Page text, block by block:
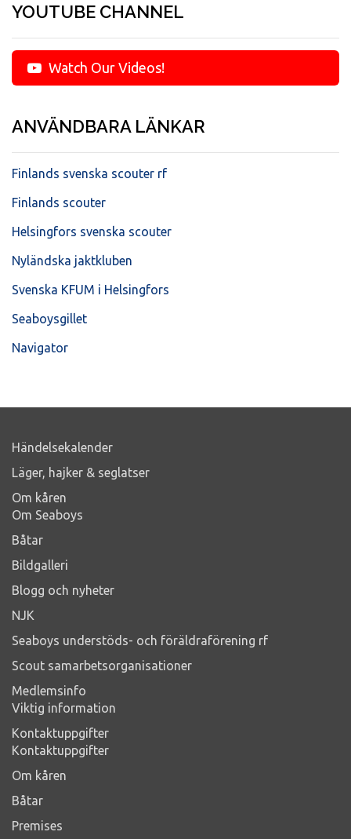
YOUTUBE CHANNEL
Watch Our Videos!
ANVÄNDBARA LÄNKAR
Finlands svenska scouter rf
Finlands scouter
Helsingfors svenska scouter
Nyländska jaktkluben
Svenska KFUM i Helsingfors
Seaboysgillet
Navigator
Händelsekalender
Läger, hajker & seglatser
Om kåren
Om Seaboys
Båtar
Bildgalleri
Blogg och nyheter
NJK
Seaboys understöds- och föräldraförening rf
Scout samarbetsorganisationer
Medlemsinfo
Viktig information
Kontaktuppgifter
Kontaktuppgifter
Om kåren
Båtar
Premises